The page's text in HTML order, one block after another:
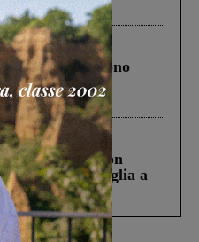
in cui morirono
Lo schianto, il
fra tir....
di Castiglion
ucciso la figlia a